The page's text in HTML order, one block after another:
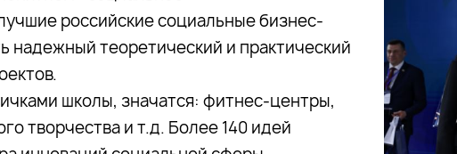
российские социальные бизнес-
надежный теоретический и практический
школы, значатся: фитнес-центры,
творчества и т.д. Более 140 идей